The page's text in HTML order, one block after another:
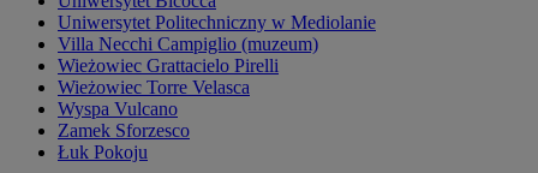
Uniwersytet Politechniczny w Mediolanie
Villa Necchi Campiglio (muzeum)
Wieżowiec Grattacielo Pirelli
Wieżowiec Torre Velasca
Wyspa Vulcano
Zamek Sforzesco
Łuk Pokoju